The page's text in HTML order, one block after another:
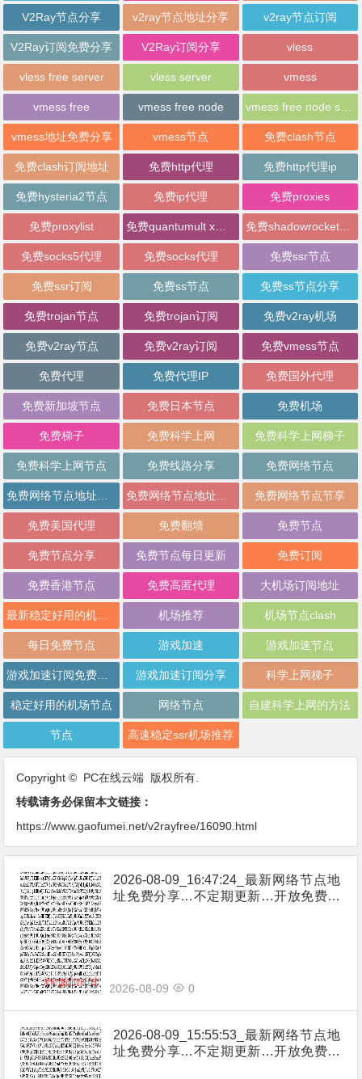
V2Ray节点分享 v2ray节点地址分享 v2ray节点订阅
V2Ray订阅免费分享 V2Ray订阅分享 vless
vless free server vless server vmess
vmess free vmess free node vmess free node sharing
vmess地址免费分享 vmess节点 免费clash节点
免费clash订阅地址 免费http代理 免费http代理ip
免费hysteria2节点 免费ip代理 免费proxies
免费proxylist 免费shadowrocket节点
免费socks5代理 免费socks代理 免费ssr节点
免费ssr订阅 免费ss节点 免费ss节点分享
免费trojan节点 免费trojan订阅 免费v2ray机场
免费v2ray节点 免费v2ray订阅 免费vmess节点
免费代理 免费代理IP 免费国外代理
免费新加坡节点 免费日本节点 免费机场
免费梯子 免费科学上网 免费科学上网梯子
免费科学上网节点 免费线路分享 免费网络节点
免费网络节点节享
免费美国代理 免费翻墙 免费节点
免费节点分享 免费节点每日更新 免费订阅
免费香港节点 免费高匿代理 大机场订阅地址
机场推荐 机场节点clash
每日免费节点 游戏加速 游戏加速节点
游戏加速订阅分享 科学上网梯子
稳定好用的机场节点 网络节点 自建科学上网的方法
节点 高速稳定ssr机场推荐
Copyright © PC在线云端 版权所有.
转载请务必保留本文链接：
https://www.gaofumei.net/v2rayfree/16090.html
2026-08-09_16:47:24_最新网络节点地
址免费分享…不定期更新…开放免费分
2026-08-09 0
2026-08-09_15:55:53_最新网络节点地
址免费分享…不定期更新…开放免费分